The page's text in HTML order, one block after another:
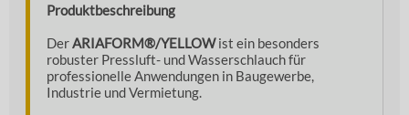
Produktbeschreibung
Der ARIAFORM®/YELLOWist ein besonders
robuster Pressluft- und Wasserschlauch für
professionelle Anwendungen in Baugewerbe,
Industrie und Vermietung.